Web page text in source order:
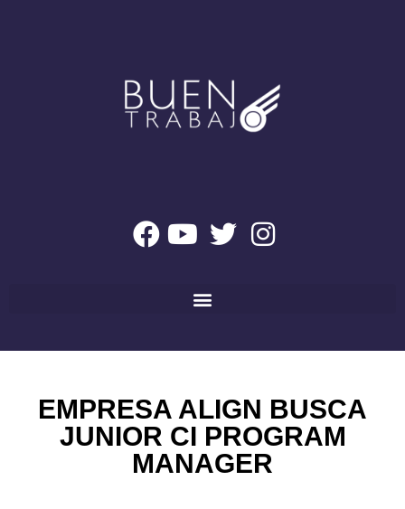
EMPRESA ALIGN BUSCA
JUNIOR CI PROGRAM
MANAGER